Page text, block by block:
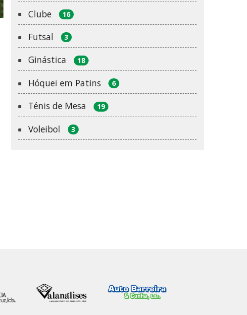
Clube 16
Futsal 3
Ginástica 18
Hóquei em Patins 6
Ténis de Mesa 19
Voleibol 3